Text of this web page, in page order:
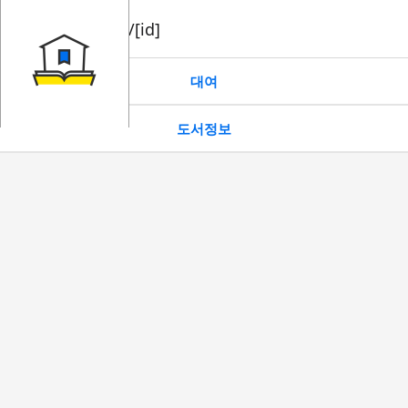
book/rent/[id]
대여
도서정보